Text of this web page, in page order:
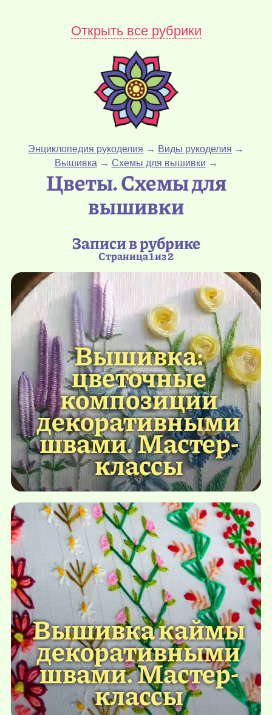
Открыть все рубрики
Энциклопедия рукоделия → Виды рукоделия →
Вышивка → Схемы для вышивки →
Цветы. Схемы для
вышивки
Записи в рубрике
Страница 1 из 2
Вышивка:
цветочные
композиции
декоративными
швами. Мастер-
классы
Вышивка каймы
декоративными
швами. Мастер-
классы